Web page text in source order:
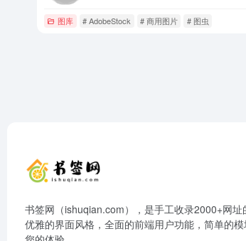
图库 # AdobeStock # 商用图片 # 图虫
书签网（ishuqian.com），是手工收录2000+网址
优雅的界面风格，全面的前端用户功能，简单的